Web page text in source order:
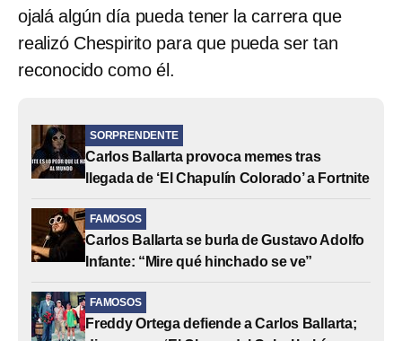
ojalá algún día pueda tener la carrera que
realizó Chespirito para que pueda ser tan
reconocido como él.
SORPRENDENTE
Carlos Ballarta provoca memes tras
llegada de ‘El Chapulín Colorado’ a Fortnite
FAMOSOS
Carlos Ballarta se burla de Gustavo Adolfo
Infante: “Mire qué hinchado se ve”
FAMOSOS
Freddy Ortega defiende a Carlos Ballarta;